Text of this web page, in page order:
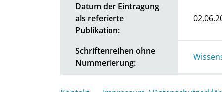
Datum der Eintragung
als referierte
Publikation:
Schriftenreihen ohne
Nummerierung: